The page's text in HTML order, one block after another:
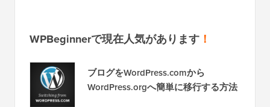
WPBeginnerで現在人気があります ！
ブログをWordPress.comから
WordPress.orgへ簡単に移行する方法